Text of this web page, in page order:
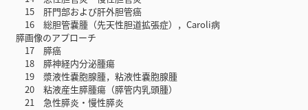
15 肝門部および肝外胆管癌
16 総胆管嚢腫（先天性胆道拡張症），Caroli病
膵画像のアプローチ
17 膵癌
18 膵神経内分泌腫瘍
19 漿液性嚢胞腺腫，粘液性嚢胞腺腫
20 粘液産生膵腫瘍（膵管内乳頭腫）
21 急性膵炎・慢性膵炎